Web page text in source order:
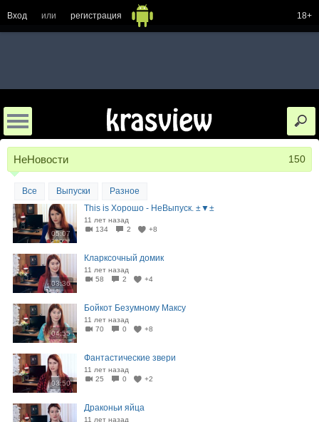
Вход или регистрация 18+
НеНовости 150
Все Выпуски Разное
05:07
This is Хорошо - НеВыпуск. ±▼±
11 лет назад
134
2 +8
03:36
Кларксочный домик
11 лет назад
58
2 +4
04:55
Бойкот Безумному Максу
11 лет назад
70
0 +8
03:50
Фантастические звери
11 лет назад
25
0 +2
Драконьи яйца
11 лет назад